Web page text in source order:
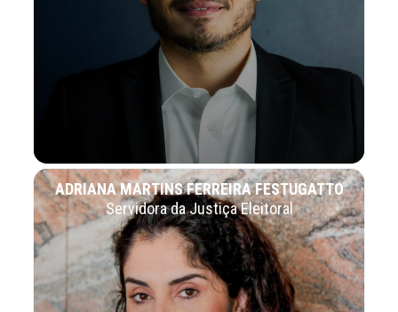
ADRIANA MARTINS FERREIRA FESTUGATTO
Servidora da Justiça Eleitoral